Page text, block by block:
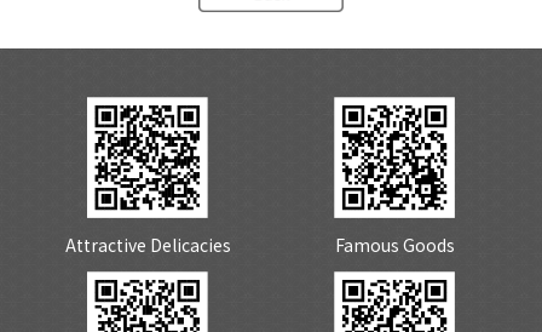
Attractive Delicacies Famous Goods